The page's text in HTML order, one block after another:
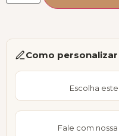
Como
Escolha
Fale com